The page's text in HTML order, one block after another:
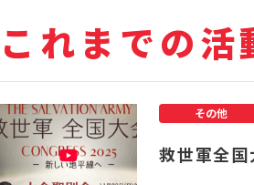
これまでの活
救世軍全
その他